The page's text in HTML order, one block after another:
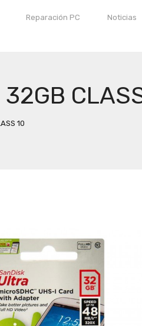
Reparación PC Noticias
32GB
10